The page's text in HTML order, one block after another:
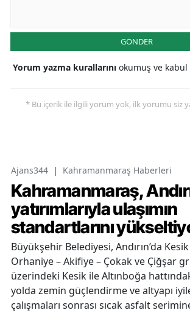
GÖNDER
Yorum yazma kurallarını okumuş ve kabul
* Bu içerik ile ilgili yorum yok, ilk yorumu siz
Ajans344 | Kahramanmaraş Haberleri
Kahramanmaraş,
yatırımlarıyla ulaşımın
standartlarını
Büyükşehir Belediyesi, Andırın’da
Orhaniye – Akifiye – Çokak ve Çiğşar
üzerindeki Kesik ile Altınboğa
yolda zemin güçlendirme ve altyapı
çalışmaları sonrası sıcak asfalt